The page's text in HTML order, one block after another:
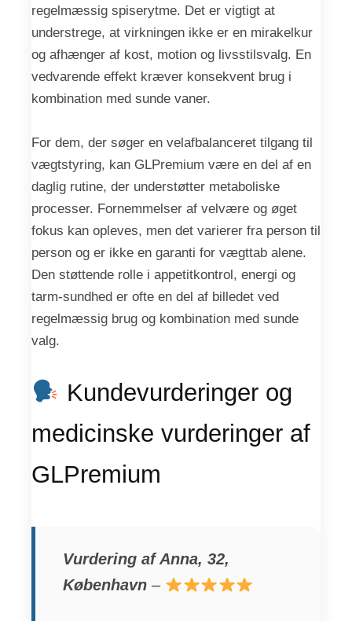
regelmæssig spiserytme. Det er vigtigt at
understrege, at virkningen ikke er en mirakelkur
og afhænger af kost, motion og livsstilsvalg. En
vedvarende effekt kræver konsekvent brug i
kombination med sunde vaner.
For dem, der søger en velafbalanceret tilgang til
vægtstyring, kan GLPremium være en del af en
daglig rutine, der understøtter metaboliske
processer. Fornemmelser af velvære og øget
fokus kan opleves, men det varierer fra person til
person og er ikke en garanti for vægttab alene.
Den støttende rolle i appetitkontrol, energi og
tarm-sundhed er ofte en del af billedet ved
regelmæssig brug og kombination med sunde
valg.
Kundevurderinger og
medicinske vurderinger af
GLPremium
Vurdering af Anna, 32,
København –